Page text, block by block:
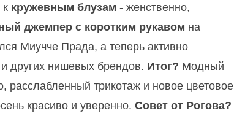
к кружевным блузам - женственно,
джемпер с коротким рукавом на
Миучче Прада, а теперь активно
других нишевых брендов. Итог? Модный
расслабленный трикотаж и новое цветовое
красиво и уверенно. Совет от Рогова?